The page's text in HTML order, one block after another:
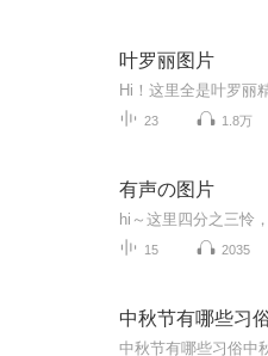
叶罗丽图片
23 1.8万
有声の图片
15 2035
中秋节有哪些习